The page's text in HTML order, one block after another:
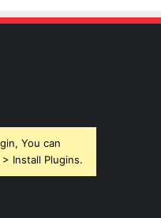
You can
Install Plugins.